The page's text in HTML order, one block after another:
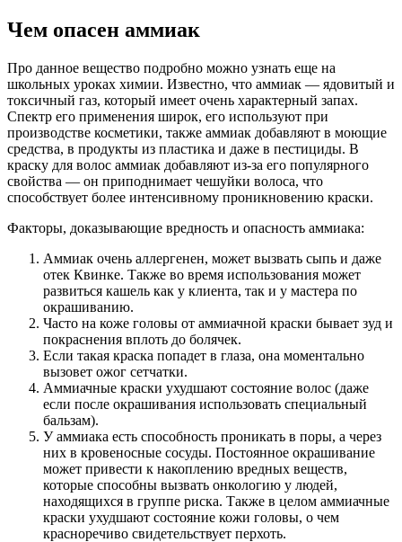
Чем опасен аммиак
Про данное вещество подробно можно узнать еще на
школьных уроках химии. Известно, что аммиак — ядовитый и
токсичный газ, который имеет очень характерный запах.
Спектр его применения широк, его используют при
производстве косметики, также аммиак добавляют в моющие
средства, в продукты из пластика и даже в пестициды. В
краску для волос аммиак добавляют из-за его популярного
свойства — он приподнимает чешуйки волоса, что
способствует более интенсивному проникновению краски.
Факторы, доказывающие вредность и опасность аммиака:
Аммиак очень аллергенен, может вызвать сыпь и даже
отек Квинке. Также во время использования может
развиться кашель как у клиента, так и у мастера по
окрашиванию.
Часто на коже головы от аммиачной краски бывает зуд и
покраснения вплоть до болячек.
Если такая краска попадет в глаза, она моментально
вызовет ожог сетчатки.
Аммиачные краски ухудшают состояние волос (даже
если после окрашивания использовать специальный
бальзам).
У аммиака есть способность проникать в поры, а через
них в кровеносные сосуды. Постоянное окрашивание
может привести к накоплению вредных веществ,
которые способны вызвать онкологию у людей,
находящихся в группе риска. Также в целом аммиачные
краски ухудшают состояние кожи головы, о чем
красноречиво свидетельствует перхоть.